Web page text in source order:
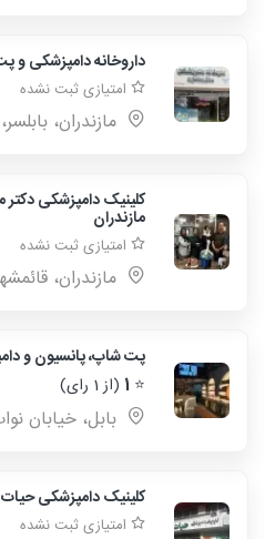
داروخانه دامپزشکی و
امتیازی ثبت نشده
مازندران،
کلینیک دامپزشکی دکتر
مازندران
امتیازی ثبت نشده
مازندران،
پت شاپ، پانسیون و
⭐
1 (از 1 رای)
بابل، خیابان
کلینیک دامپزشکی حیات
امتیازی ثبت نشده